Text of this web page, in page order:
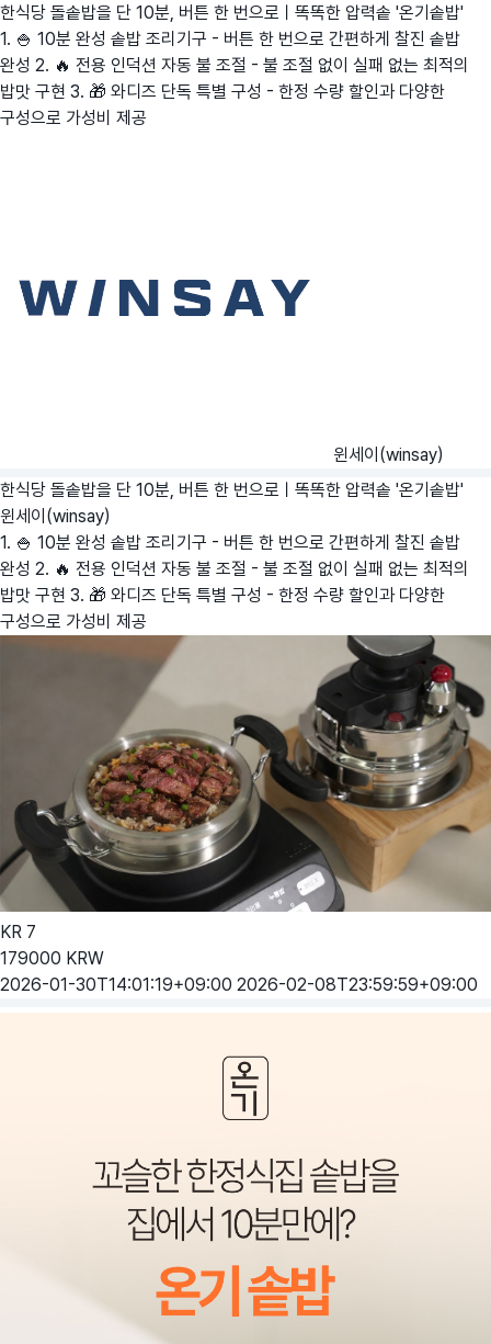
한식당 돌솥밥을 단 10분, 버튼 한 번으로ㅣ똑똑한 압력솥 '온기솥밥'
1. 🍚 10분 완성 솥밥 조리기구 - 버튼 한 번으로 간편하게 찰진 솥밥
완성 2. 🔥 전용 인덕션 자동 불 조절 - 불 조절 없이 실패 없는 최적의
밥맛 구현 3. 🎁 와디즈 단독 특별 구성 - 한정 수량 할인과 다양한
구성으로 가성비 제공
윈세이(winsay)
한식당 돌솥밥을 단 10분, 버튼 한 번으로ㅣ똑똑한 압력솥 '온기솥밥'
윈세이(winsay)
1. 🍚 10분 완성 솥밥 조리기구 - 버튼 한 번으로 간편하게 찰진 솥밥
완성 2. 🔥 전용 인덕션 자동 불 조절 - 불 조절 없이 실패 없는 최적의
밥맛 구현 3. 🎁 와디즈 단독 특별 구성 - 한정 수량 할인과 다양한
구성으로 가성비 제공
KR 7
179000 KRW
2026-01-30T14:01:19+09:00 2026-02-08T23:59:59+09:00